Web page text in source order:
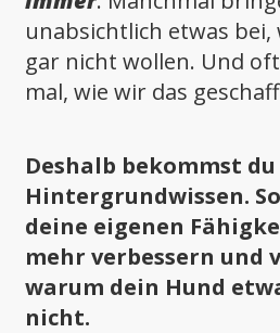
unabsichtlich etwas
gar nicht wollen. Und
mal, wie wir das
Deshalb bekommst
Hintergrundwissen.
deine eigenen
mehr verbessern und
warum dein Hund
nicht.